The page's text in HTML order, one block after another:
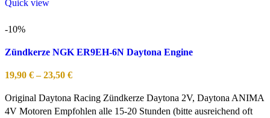
Quick view
-10%
Zündkerze NGK ER9EH-6N Daytona Engine
19,90 €–23,50 €
Original Daytona Racing Zündkerze Daytona 2V, Daytona ANIMA
4V Motoren Empfohlen alle 15-20 Stunden (bitte ausreichend oft